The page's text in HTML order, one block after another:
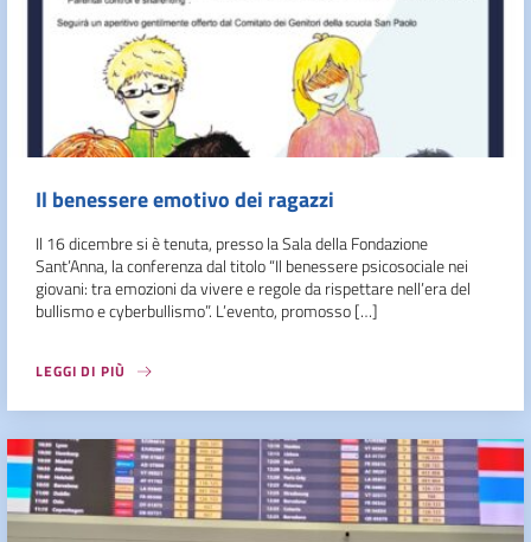
Il benessere emotivo dei ragazzi
Il 16 dicembre si è tenuta, presso la Sala della Fondazione
Sant’Anna, la conferenza dal titolo “Il benessere psicosociale nei
giovani: tra emozioni da vivere e regole da rispettare nell’era del
bullismo e cyberbullismo”. L’evento, promosso […]
LEGGI DI PIÙ